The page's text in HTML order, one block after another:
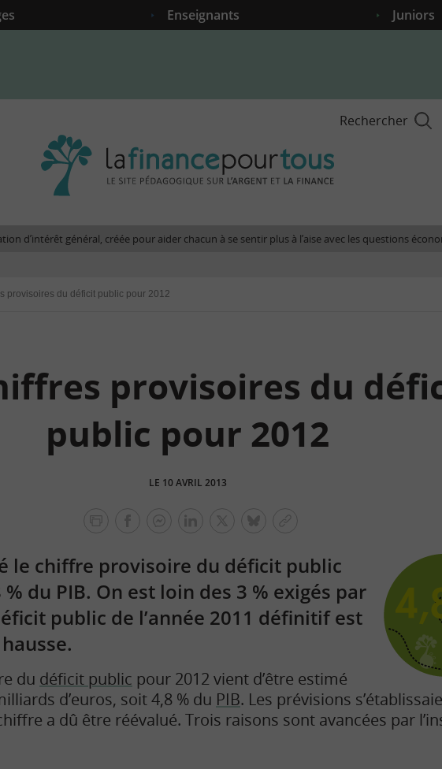
Enseignants Juniors
Rechercher
finance
site
d’intérêt général, créée pour aider chacun à se sentir plus à l’aise avec les questions
provisoires du déficit public pour 2012
provisoires du
public pour 2012
LE 10 AVRIL 2013
lien
le chiffre provisoire du déficit public
du PIB. On est loin des 3 % exigés par
public de l’année 2011 définitif est
du déficit public pour 2012 vient d’être estimé
d’euros, soit 4,8 % du PIB. Les prévisions
a dû être réévalué. Trois raisons sont avancées par